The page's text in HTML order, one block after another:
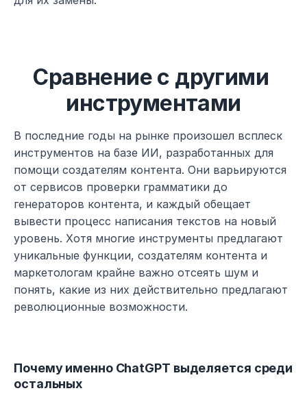
Сравнение с другими
инструментами
В последние годы на рынке произошел всплеск
инструментов на базе ИИ, разработанных для
помощи создателям контента. Они варьируются
от сервисов проверки грамматики до
генераторов контента, и каждый обещает
вывести процесс написания текстов на новый
уровень. Хотя многие инструменты предлагают
уникальные функции, создателям контента и
маркетологам крайне важно отсеять шум и
понять, какие из них действительно предлагают
революционные возможности.
Почему именно ChatGPT выделяется среди
остальных